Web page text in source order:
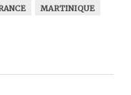
MARTINIQUE